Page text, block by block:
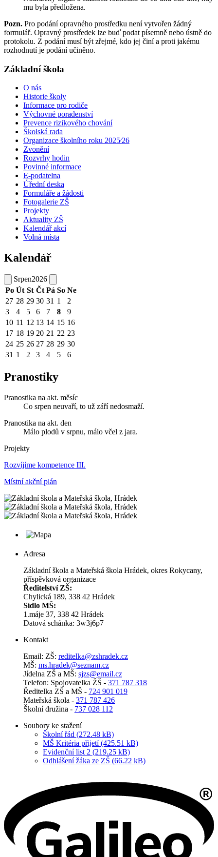
mu byla předložena.
Pozn. Pro podání opravného prostředku není vytvořen žádný
formulář. Opravný prostředek lze buď podat písemně nebo ústně do
protokolu. Z podání musí být zřejmé, kdo jej činí a proti jakému
rozhodnutí je podání učiněno.
Základní škola
O nás
Historie školy
Informace pro rodiče
Výchovné poradenství
Prevence rizikového chování
Školská rada
Organizace školního roku 2025⁄26
Zvonění
Rozvrhy hodin
Povinné informace
E-podatelna
Úřední deska
Formuláře a žádosti
Fotogalerie ZŠ
Projekty
Aktuality ZŠ
Kalendář akcí
Volná místa
Kalendář
Srpen2026
Po Út St Čt Pá So Ne
27 28 29 30 31 1
2
3
4 5 6 7 8
9
10 11 12 13 14 15 16
17 18 19 20 21 22 23
24 25 26 27 28 29 30
31 1 2 3 4 5 6
Pranostiky
Pranostika na akt. měsíc
Co srpen neuvaří, to už září nedosmaží.
Pranostika na akt. den
Málo plodů v srpnu, málo včel z jara.
Projekty
Rozvíjíme kompetence III.
Místní akční plán
Adresa
Základní škola a Mateřská škola Hrádek, okres Rokycany,
příspěvková organizace
Ředitelství ZŠ:
Chylická 189, 338 42 Hrádek
Sídlo MŠ:
1.máje 37, 338 42 Hrádek
Datová schánka: 3w3j6p7
Kontakt
Email: ZŠ: reditelka@zshradek.cz
MŠ: ms.hra­dek@se­znam.cz
Jí­del­na ZŠ a MŠ: sjzs@​email.​cz
Telefon: Spojovatelka ŽŠ - 371 787 318
Ředitelka ZŠ a MŠ - 724 901 019
Mateřská škola - 371 787 426
Školní družina - 737 028 112
Soubory ke stažení
Školní řád (272.48 kB)
MŠ Kritéria přijetí (425.51 kB)
Evidenční list 2 (219.25 kB)
Odhlášení žáka ze ZŠ (66.22 kB)